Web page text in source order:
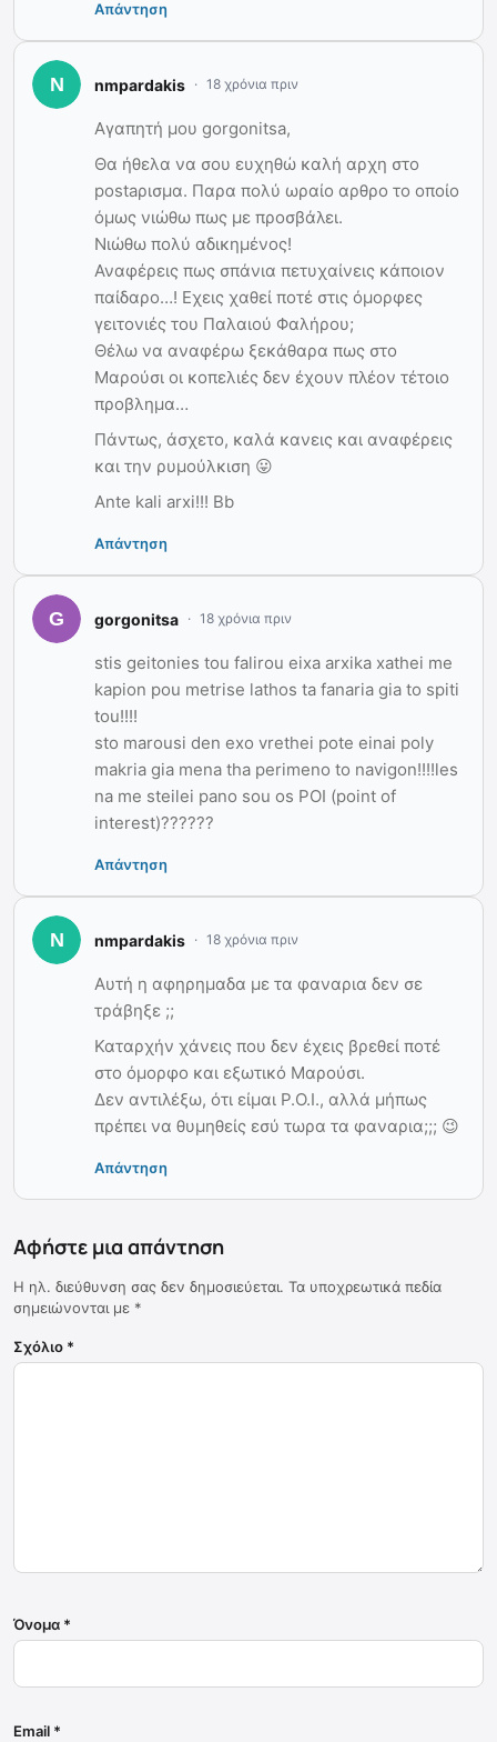
Απάντηση
nmpardakis 18 χρόνια πριν
Aγαπητή μου gorgonitsa,
Θα ήθελα να σου ευχηθώ καλή αρχη στο
postaρισμα. Παρα πολύ ωραίο αρθρο το οποίο
όμως νιώθω πως με προσβάλει.
Νιώθω πολύ αδικημένος!
Αναφέρεις πως σπάνια πετυχαίνεις κάποιον
παίδαρο…! Εχεις χαθεί ποτέ στις όμορφες
γειτονιές του Παλαιού Φαλήρου;
Θέλω να αναφέρω ξεκάθαρα πως στο
Μαρούσι οι κοπελιές δεν έχουν πλέον τέτοιο
προβλημα…
Πάντως, άσχετο, καλά κανεις και αναφέρεις
και την ρυμούλκιση 😛
Ante kali arxi!!! Bb
Απάντηση
gorgonitsa 18 χρόνια πριν
stis geitonies tou falirou eixa arxika xathei me
kapion pou metrise lathos ta fanaria gia to spiti
tou!!!!
sto marousi den exo vrethei pote einai poly
makria gia mena tha perimeno to navigon!!!!les
na me steilei pano sou os POI (point of
interest)??????
Απάντηση
nmpardakis 18 χρόνια πριν
Αυτή η αφηρημαδα με τα φαναρια δεν σε
τράβηξε ;;
Καταρχήν χάνεις που δεν έχεις βρεθεί ποτέ
στο όμορφο και εξωτικό Μαρούσι.
Δεν αντιλέξω, ότι είμαι P.O.I., αλλά μήπως
πρέπει να θυμηθείς εσύ τωρα τα φαναρια;;; 😉
Απάντηση
Αφήστε μια απάντηση
Η ηλ. διεύθυνση σας δεν δημοσιεύεται. Τα υποχρεωτικά πεδία
σημειώνονται με *
Σχόλιο *
Όνομα *
Email *